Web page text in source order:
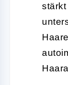
stärkt